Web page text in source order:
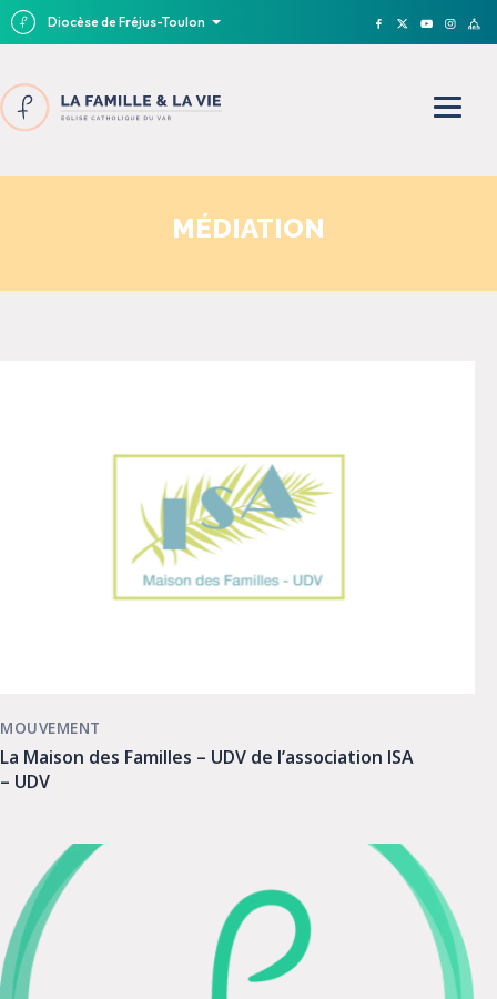
Diocèse de Fréjus-Toulon
MÉDIATION
La Maison des Familles – UDV de l’association ISA
– UDV
MOUVEMENT